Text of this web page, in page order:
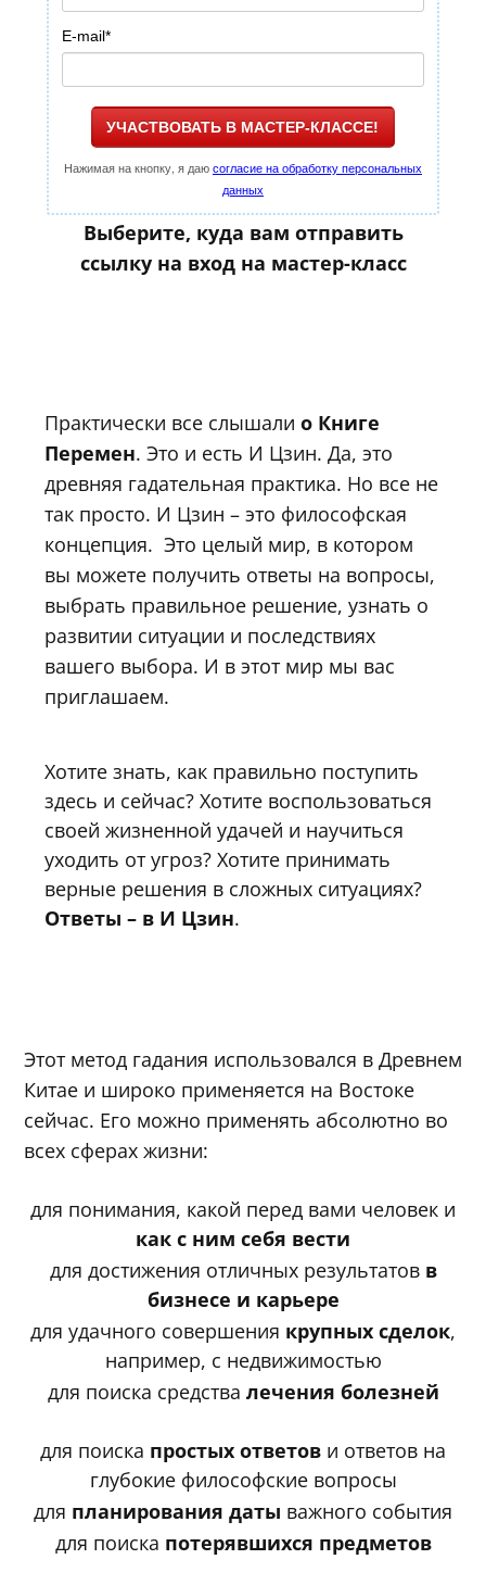
E-mail*
УЧАСТВОВАТЬ В МАСТЕР-КЛАССЕ!
Нажимая на кнопку, я даюсогласие на обработку персональных
данных
Выберите, куда вам отправить
ссылку на вход на мастер-класс
Практически все слышали о Книге
Перемен. Это и есть И Цзин. Да, это
древняя гадательная практика. Но все не
так просто. И Цзин – это философская
концепция. Это целый мир, в котором
вы можете получить ответы на вопросы,
выбрать правильное решение, узнать о
развитии ситуации и последствиях
вашего выбора. И в этот мир мы вас
приглашаем.
Хотите знать, как правильно поступить
здесь и сейчас? Хотите воспользоваться
своей жизненной удачей и научиться
уходить от угроз? Хотите принимать
верные решения в сложных ситуациях?
Ответы – в И Цзин.
Этот метод гадания использовался в Древнем
Китае и широко применяется на Востоке
сейчас. Его можно применять абсолютно во
всех сферах жизни:
для понимания, какой перед вами человек и
как с ним себя вести
для достижения отличных результатов в
бизнесе и карьере
для удачного совершения крупных сделок,
например, с недвижимостью
для поиска средства лечения болезней
для поиска простых ответов и ответов на
глубокие философские вопросы
для планирования даты важного события
для поиска потерявшихся предметов